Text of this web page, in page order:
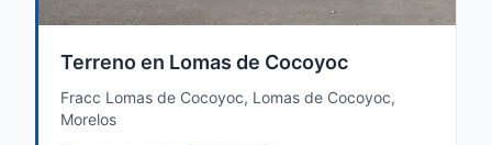
Terreno en Lomas de Cocoyoc
Fracc Lomas de Cocoyoc, Lomas de Cocoyoc,
Morelos